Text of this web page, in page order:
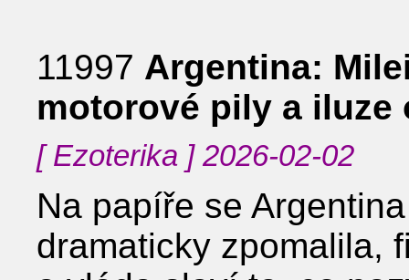
11997 Argentina:
motorové pily a iluze
[ Ezoterika ] 2026-02-02
Na papíře se
dramaticky zpomalila,